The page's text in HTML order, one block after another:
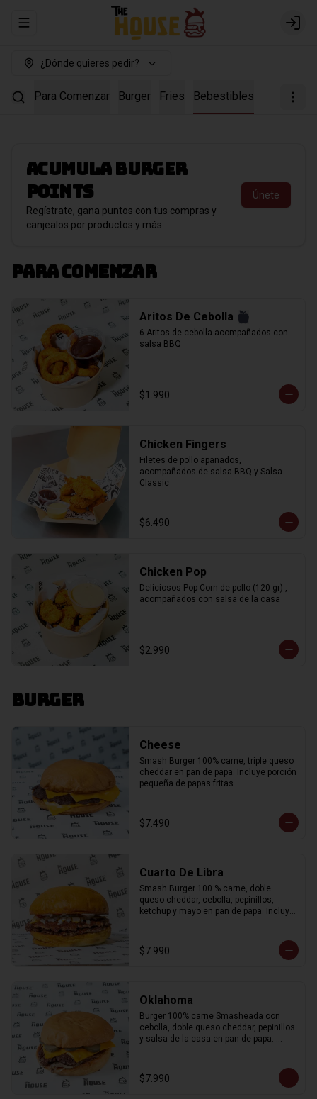
Abrir menu de navegación Login
¿Dónde quieres pedir?
Para Comenzar Burger Fries Bebestibles
AcumulaBurger
points
Regístrate, gana puntos con tus compras y
canjealos por productos y más
Únete
Para Comenzar
Aritos De Cebolla
6 Aritos de cebolla acompañados con
salsa BBQ
$1.990
Chicken Fingers
Filetes de pollo apanados,
acompañados de salsa BBQ y Salsa
Classic
$6.490
Chicken Pop
Deliciosos Pop Corn de pollo (120 gr) ,
acompañados con salsa de la casa
$2.990
Burger
Cheese
Smash Burger 100% carne, triple queso
cheddar en pan de papa. Incluye porción
pequeña de papas fritas
$7.490
Cuarto De Libra
Smash Burger 100 % carne, doble
queso cheddar, cebolla, pepinillos,
ketchup y mayo en pan de papa. Incluye
$7.990
Oklahoma
Burger 100% carne Smasheada con
cebolla, doble queso cheddar, pepinillos
y salsa de la casa en pan de papa.
$7.990